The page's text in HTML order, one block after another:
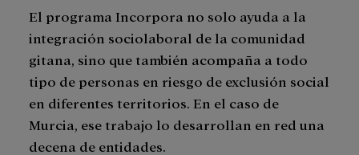
El programa Incorpora no solo ayuda a la
integración sociolaboral de la comunidad
gitana, sino que también acompaña a todo
tipo de personas en riesgo de exclusión social
en diferentes territorios. En el caso de
Murcia, ese trabajo lo desarrollan en red una
decena de entidades.